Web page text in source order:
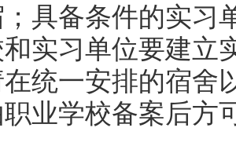
具备条件的实习
实习单位要建立
统一安排的宿舍
职业学校备案后